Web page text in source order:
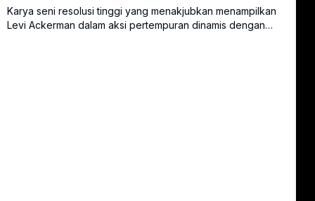
Karya seni resolusi tinggi yang menakjubkan menampilkan
Levi Ackerman dalam aksi pertempuran dinamis dengan